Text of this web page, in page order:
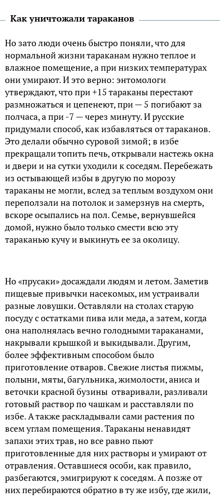
Как уничтожали тараканов
Но зато люди очень быстро поняли, что для
нормальной жизни тараканам нужно теплое и
влажное помещение, а при низких температурах
они умирают. И это верно: энтомологи
утверждают, что при +15 тараканы перестают
размножаться и цепенеют, при — 5 погибают за
полчаса, а при -7 — через минуту. И русские
придумали способ, как избавляться от тараканов.
Это делали обычно суровой зимой; в избе
прекращали топить печь, открывали настежь окна
и двери и на сутки уходили к соседям. Перебежать
из остывающей избы в другую по морозу
тараканы не могли, вслед за теплым воздухом они
переползали на потолок и замерзнув на смерть,
вскоре осыпались на пол. Семье, вернувшейся
домой, нужно было только смести всю эту
тараканью кучу и выкинуть ее за околицу.
Но «прусаки» досаждали людям и летом. Заметив
пищевые привычки насекомых, им устраивали
разные ловушки. Оставляли на столах старую
посуду с остатками пива или меда, а затем, когда
она наполнялась вечно голодными тараканами,
накрывали крышкой и выкидывали. Другим,
более эффективным способом было
приготовление отваров. Свежие листья пижмы,
полыни, мяты, багульника, жимолости, аниса и
веточки красной бузины отваривали, разливали
готовый раствор по чашкам и расставляли по
избе. А также раскладывали сами растения по
всем углам помещения. Тараканы ненавидят
запахи этих трав, но все равно пьют
приготовленные для них растворы и умирают от
отравления. Оставшиеся особи, как правило,
разбегаются, эмигрируют к соседям. А позже от
них перебираются обратно в ту же избу, где жили,